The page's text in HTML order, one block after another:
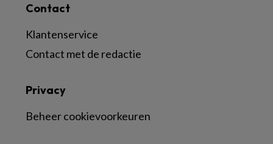
Contact
Klantenservice
Contact met de redactie
Privacy
Beheer cookievoorkeuren